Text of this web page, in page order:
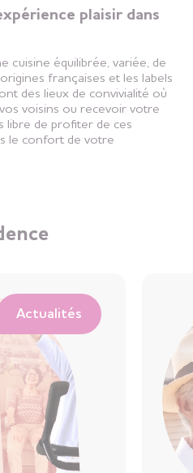
plaisir dans
cuisine équilibrée, variée, de
françaises et les labels
des lieux de convivialité où
voisins ou recevoir votre
libre de profiter de ces
le confort de votre
Actualités